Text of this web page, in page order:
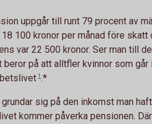
uppgår till runt 79 procent av
100 kronor per månad före
var 22 500 kronor. Ser man till
beror på att alltfler kvinnor som
1.*
sig på den inkomst man
kommer påverka pensionen.